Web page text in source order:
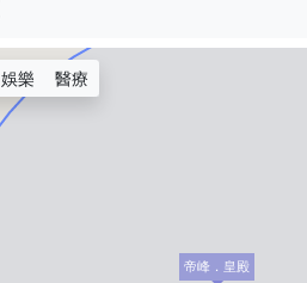
帝峰．皇殿
娛樂 醫療